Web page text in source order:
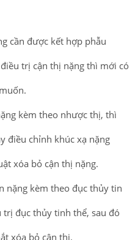
cần được kết hợp phẫu
trị cận thị nặng thì mới có
kèm theo nhược thị, thì
điều chỉnh khúc xạ nặng
xóa bỏ cận thị nặng.
nặng kèm theo đục thủy tin
đục thủy tinh thể, sau đó
xóa bỏ cận thị.